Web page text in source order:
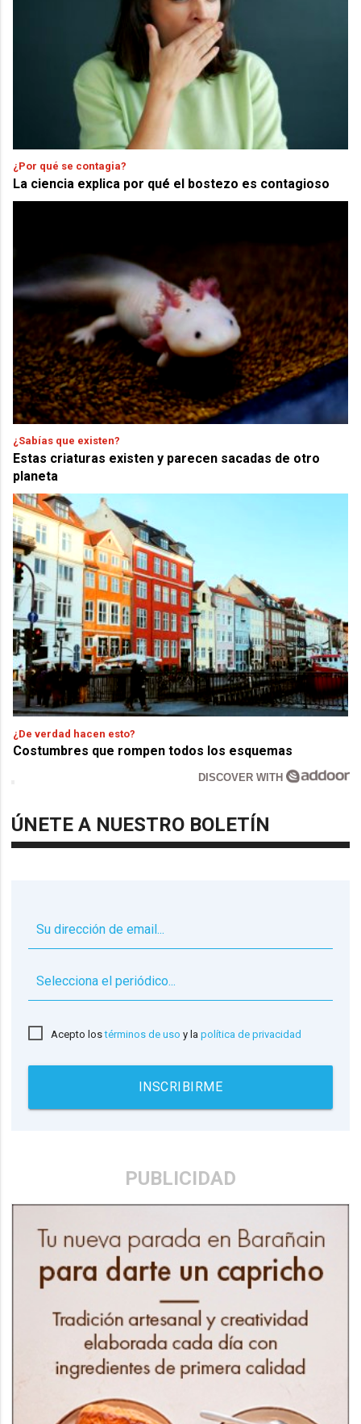
¿Por qué se contagia?
La ciencia explica por qué el bostezo es contagioso
¿Sabías que existen?
Estas criaturas existen y parecen sacadas de otro
planeta
¿De verdad hacen esto?
Costumbres que rompen todos los esquemas
DISCOVER WITH
ÚNETE A NUESTRO BOLETÍN
Acepto lostérminos de uso y lapolítica de privacidad
INSCRIBIRME
PUBLICIDAD